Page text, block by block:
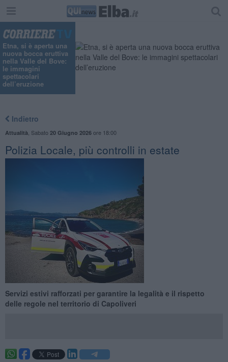
Etna, si è aperta una
nuova bocca eruttiva
nella Valle del Bove:
le immagini
spettacolari
dell’eruzione
Indietro
Attualità Sabato 20 Giugno 2026ore 18:00
Polizia Locale, più controlli in estate
Servizi estivi rafforzati per garantire la legalità e il rispetto
delle regole nel territorio di Capoliveri